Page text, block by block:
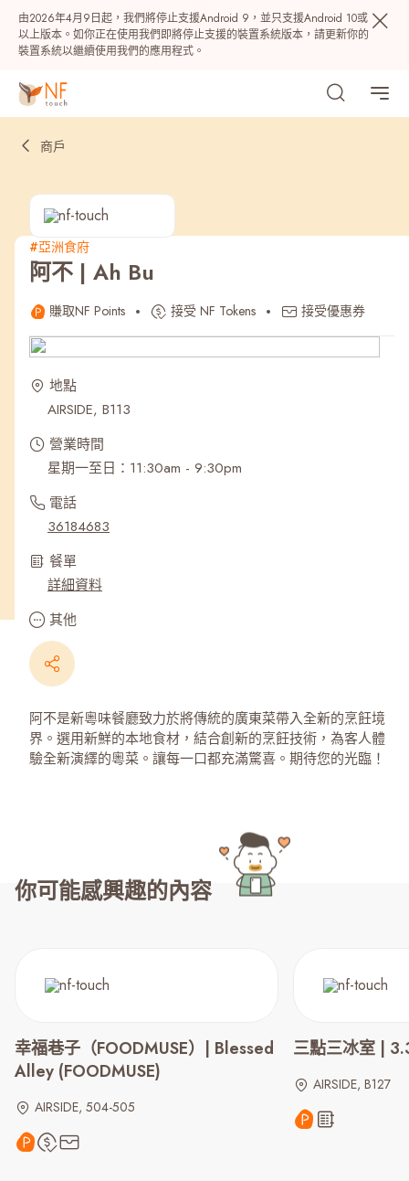
由2026年4月9日起，我們將停止支援Android 9，並只支援Android 10或
以上版本。如你正在使用我們即將停止支援的裝置系統版本，請更新你的
裝置系統以繼續使用我們的應用程式。
熱門
最近搜尋紀錄
商戶
#亞洲食府
阿不 | Ah Bu
賺取NF Points 接受 NF Tokens 接受優惠券
地點
AIRSIDE, B113
營業時間
星期一至日：11:30am - 9:30pm
電話
36184683
餐單
詳細資料
其他
阿不是新粵味餐廳致力於將傳統的廣東菜帶入全新的烹飪境
界。選用新鮮的本地食材，結合創新的烹飪技術，為客人體
驗全新演繹的粵菜。讓每一口都充滿驚喜。期待您的光臨！
你可能感興趣的內容
幸福巷子（FOODMUSE）| Blessed
Alley (FOODMUSE)
AIRSIDE, 504-505
三點三冰室 |
AIRSIDE, B127